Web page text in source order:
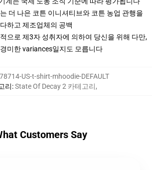
더 나은 코튼 이니셔티브와 코튼 농업 관행을
하고 제조업체의 공백
으로 제3자 성취자에 의하여 당신을 위해 다만,
미한 variances일지도 모릅니다
US-t-shirt-mhoodie-DEFAULT
리:State Of Decay 2 카테고리,
Customers Say